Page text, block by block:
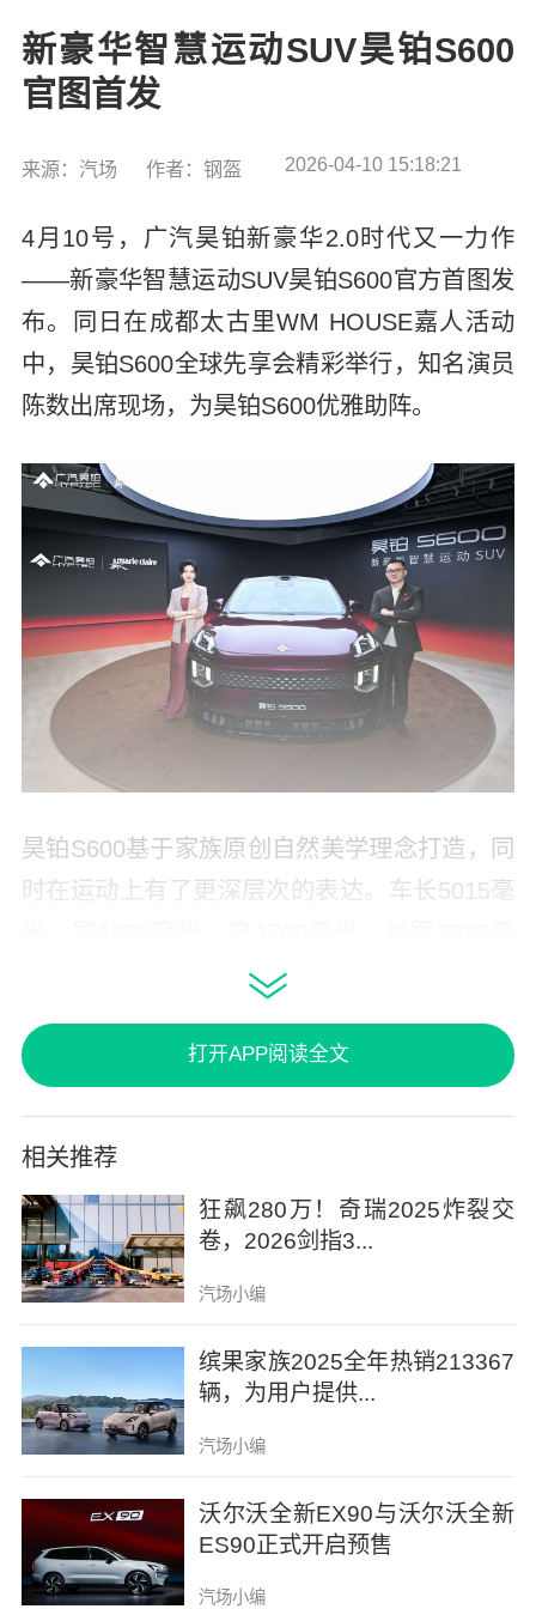
新豪华智慧运动SUV昊铂S600
官图首发
来源：汽场 作者：钢盔 2026-04-10 15:18:21
4月10号，广汽昊铂新豪华2.0时代又一力作
——新豪华智慧运动SUV昊铂S600官方首图发
布。同日在成都太古里WM HOUSE嘉人活动
中，昊铂S600全球先享会精彩举行，知名演员
陈数出席现场，为昊铂S600优雅助阵。
昊铂S600基于家族原创自然美学理念打造，同
时在运动上有了更深层次的表达。车长5015毫
米，是标准的中大型SUV。从侧面看，前低后
线，赋予整车运动优雅气息。流光曲线的溜背
阻系数的同时，尽显高级韵律。车尾双层鸭尾
看，更能在高速行驶时提供稳定的下压力。
打开APP阅读全文
相关推荐
狂飙280万！奇瑞2025炸裂交
卷，2026剑指3...
汽场小编
缤果家族2025全年热销213367
辆，为用户提供...
汽场小编
沃尔沃全新EX90与沃尔沃全新
ES90正式开启预售
汽场小编